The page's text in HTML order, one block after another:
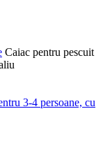
Caiac pentru pescuit
3-4 persoane, cu